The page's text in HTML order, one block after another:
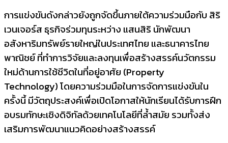
การแข่งขันดังกล่าวยังถูกจัดขึ้นภายใต้ความร่วมมือกับ สิริ
เวนเจอร์ส ธุรกิจร่วมทุนระหว่าง แสนสิริ นักพัฒนา
อสังหาริมทรัพย์รายใหญ่ในประเทศไทย และธนาคารไทย
พาณิชย์ ที่ทำการวิจัยและลงทุนเพื่อสร้างสรรค์นวัตกรรม
ใหม่ด้านการใช้ชีวิตในที่อยู่อาศัย (Property
Technology) โดยความร่วมมือในการจัดการแข่งขันใน
ครั้งนี้ มีวัตถุประสงค์เพื่อเปิดโอกาสให้นักเรียนได้รับการฝึก
อบรมทักษะเชิงดิจิทัลด้วยเทคโนโลยีที่ล้ำสมัย รวมทั้งส่ง
เสริมการพัฒนาแนวคิดอย่างสร้างสรรค์